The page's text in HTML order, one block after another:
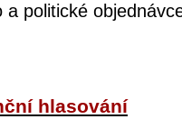
a politické
hlasování